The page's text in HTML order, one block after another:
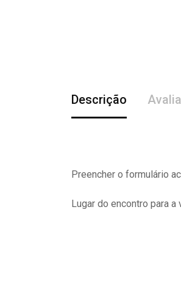
Descrição
Preencher o formulário
Lugar do encontro para a